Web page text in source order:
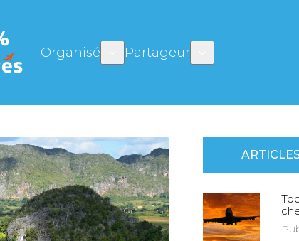
Organisé Partageur